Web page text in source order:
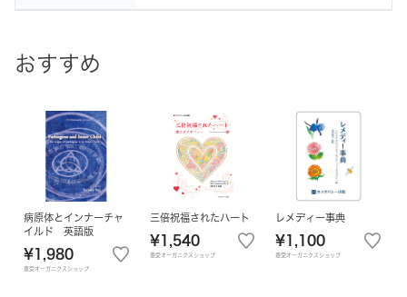
おすすめ
病原体とインナーチャ
イルド 英語版
¥1,980
豊受オーガニクスショップ
三倍祝福されたハート
¥1,540
豊受オーガニクスショップ
レメディー事典
¥1,100
豊受オーガニクスショップ